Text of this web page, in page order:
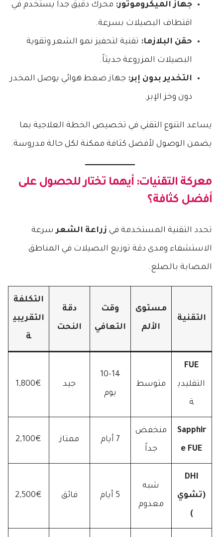
جهاز الميكروموتور: محرك دقيق جداً يستخدم في
اقتطاف البصيلات بسرعة.
حقن البلازما: تقنية لتحفيز نمو الشعر وتقوية
البصيلات المزروعة حديثاً.
التخدير بدون إبر: جهاز ضغط هوائي يوصل المخدر
دون وخز الإبر.
يساعد التنوع التقني في تخصيص الخطة العلاجية بما
يضمن الوصول لأفضل كثافة ممكنة لكل حالة مدروسة.
معركة التقنيات: أيهما تختار للحصول على
أفضل كثافة؟
تحدد التقنية المستخدمة في زراعة الشعرسرعة
الاستشفاء ومدى دقة توزيع البصيلات في المناطق
المصابة بالصلع.
التقنية
مستوى
الألم
وقت
التعافي
دقة
النحت
التكلفة
التقريبي
ة
FUE
التقليدي
ة
متوسط
10-14
يوم
جيد 1,800€
Sapphir
e FUE
منخفض
جداً
7 أيام ممتاز 2,100€
DHI
(تشوي
)
شبه
معدوم
5 أيام فائق 2,500€